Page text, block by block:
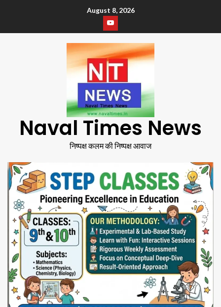
August 8, 2026
Naval Times News
निष्पक्ष कलम की निष्पक्ष आवाज